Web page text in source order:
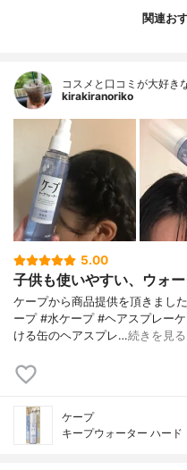
関連お
コスメと口コミが大好き
kirakiranoriko
5.00
子供も使いやすい、ウォ
ケープから商品提供を頂きまし
ープ #水ケープ #ヘアスプレー
ける缶のヘアスプレ…続きを見る
ケープ
キープウォーター ハード